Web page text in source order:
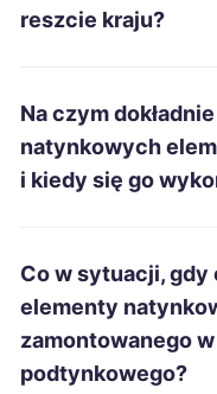
Ciechanów
Chojnice
Jelenia Góra
Malbork
Radomsko
reszcie kraju?
Na czym
natynkowych
i kiedy się go
Co w sytuacji, gdy
elementy
zamontowanego
podtynkowego?